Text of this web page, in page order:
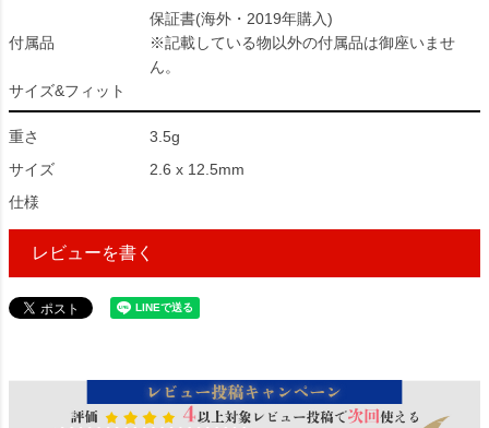
付属品
保証書(海外・2019年購入)
※記載している物以外の付属品は御座いませ
ん。
サイズ&フィット
重さ
3.5g
サイズ
2.6 x 12.5mm
仕様
レビューを書く